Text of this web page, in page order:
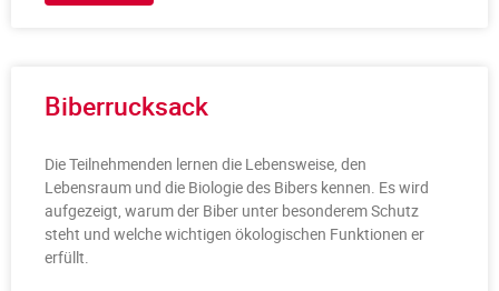
Biberrucksack
Die Teilnehmenden lernen die Lebensweise, den
Lebensraum und die Biologie des Bibers kennen. Es wird
aufgezeigt, warum der Biber unter besonderem Schutz
steht und welche wichtigen ökologischen Funktionen er
erfüllt.